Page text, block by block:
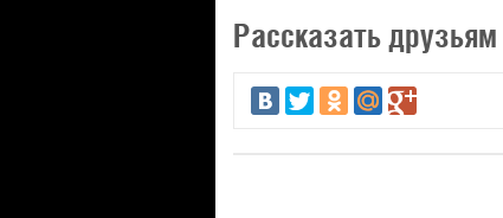
Рассказать друзьям